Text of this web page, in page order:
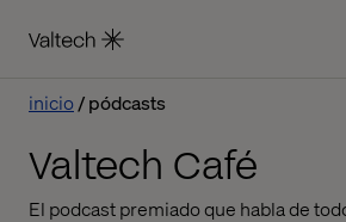
inicio pódcasts
Valtech Café
El podcast premiado que habla de